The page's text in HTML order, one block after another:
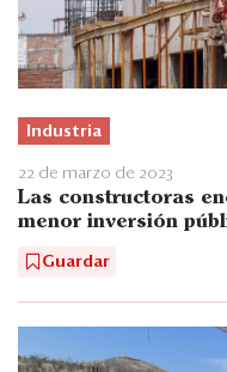
Industria
22 de marzo de 2023
Las constructoras
menor inversión
Guardar